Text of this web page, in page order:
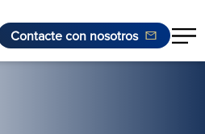
Contacte con nosotros